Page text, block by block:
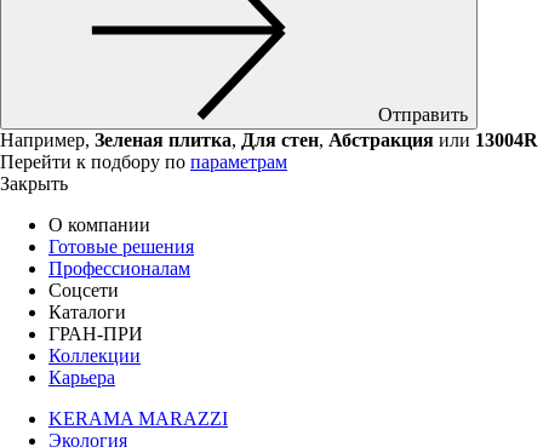
Отправить
Например, Зеленая плитка, Для стен, Абстракция или 13004R
Перейти к подбору по параметрам
Закрыть
О компании
Готовые решения
Профессионалам
Соцсети
Каталоги
ГРАН-ПРИ
Коллекции
Карьера
KERAMA MARAZZI
Экология